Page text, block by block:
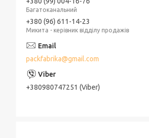
Багатоканальний
+380 (96) 611-14-23
Микита - керівник відділу продажів
packfabrika@gmail.com
+380980747251 (Viber)